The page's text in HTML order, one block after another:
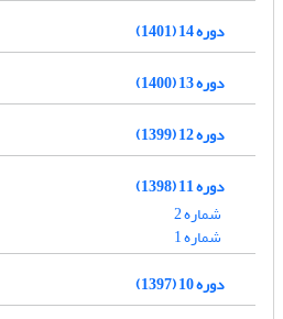
دوره 14 (1401)
دوره 13 (1400)
دوره 12 (1399)
دوره 11 (1398)
شماره 2
شماره 1
دوره 10 (1397)